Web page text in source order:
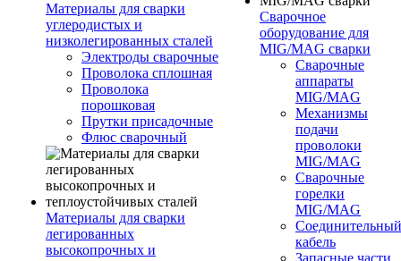
Материалы для сварки
углеродистых и
низколегированных сталей
Электроды сварочные
Проволока сплошная
Проволока
порошковая
Прутки присадочные
Флюс сварочный
Материалы для сварки
легированных
высокопрочных и
Сварочное
оборудование для
MIG/MAG сварки
Сварочные
аппараты
MIG/MAG
Механизмы
подачи
проволоки
MIG/MAG
Сварочные
горелки
MIG/MAG
Соединительный
кабель
Запасные части